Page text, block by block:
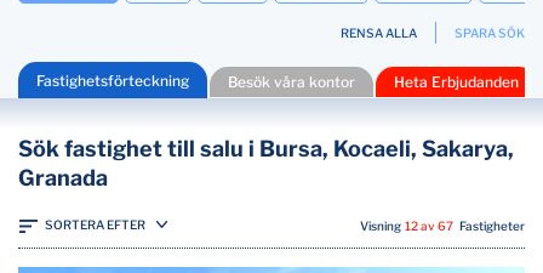
RENSA ALLA SPARA SÖK
Fastighetsförteckning Besök våra kontor Heta Erbjudanden
Sök fastighet till salu i Bursa, Kocaeli, Sakarya,
Granada
SORTERA EFTER Visning 12 av 67 Fastigheter